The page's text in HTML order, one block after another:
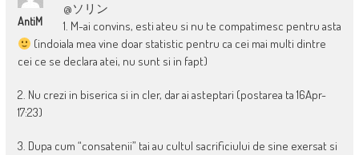
AntiM
@ソリン
1. M-ai convins, esti ateu si nu te compatimesc pentru asta
(indoiala mea vine doar statistic pentru ca cei mai multi dintre
cei ce se declara atei, nu sunt si in fapt)
2. Nu crezi in biserica si in cler, dar ai asteptari (postarea ta 16Apr-
17:23)
3. Dupa cum “consatenii” tai au cultul sacrificiului de sine exersat si